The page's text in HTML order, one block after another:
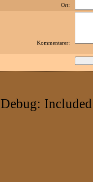
Ort:
Kommentarer:
Debug: